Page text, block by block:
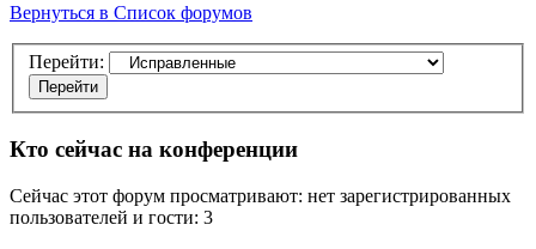
Вернуться в Список форумов
Перейти:
Кто сейчас на конференции
Сейчас этот форум просматривают: нет зарегистрированных
пользователей и гости: 3